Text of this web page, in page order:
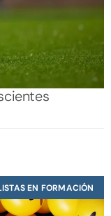
EN FORMACIÓN